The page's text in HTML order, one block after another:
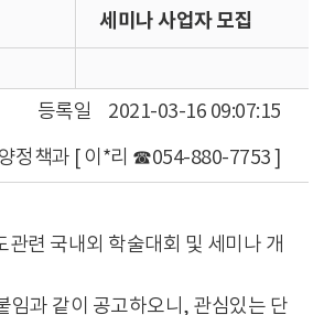
세미나 사업자 모집
등록일
2021-03-16 09:07:15
정책과 [ 이*리 ☎054-880-7753 ]
련 국내외 학술대회 및 세미나 개
임과 같이 공고하오니, 관심있는 단